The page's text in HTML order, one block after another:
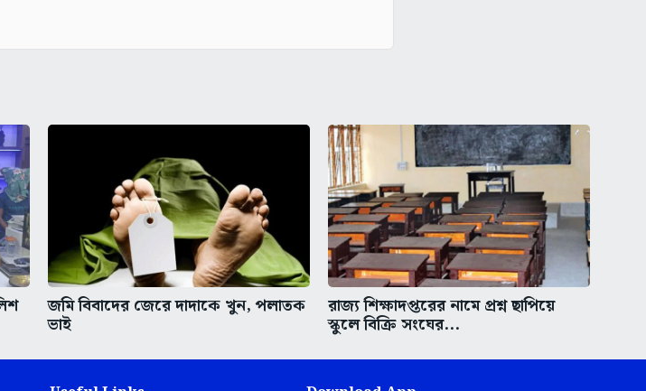
জমি বিবাদের জেরে দাদাকে খুন, পলাতক
ভাই
রাজ্য শিক্ষাদপ্তরের নামে প্রশ্ন ছাপিয়ে
স্কুলে বিক্রি সংঘের...
Useful Links
Bartaman Classified
Download App